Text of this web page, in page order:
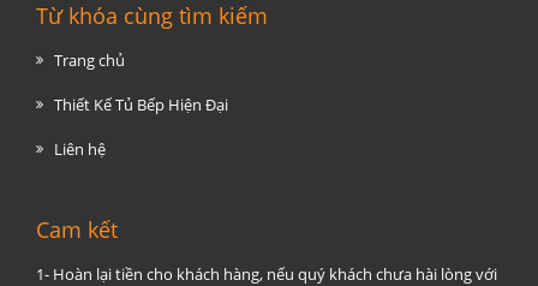
Từ khóa cùng tìm kiếm
Trang chủ
Thiết Kế Tủ Bếp Hiện Đại
Liên hệ
Cam kết
1- Hoàn lại tiền cho khách hàng, nếu quý khách chưa hài lòng với